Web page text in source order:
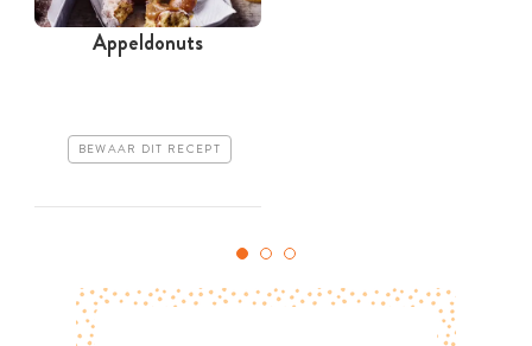
Appeldonuts
BEWAAR DIT RECEPT